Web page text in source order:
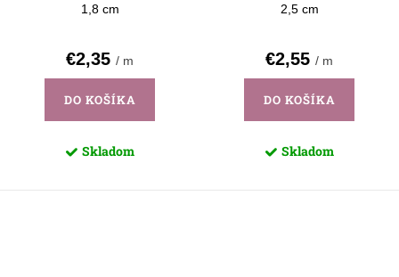
1,8 cm
€2,35 / m
DO KOŠÍKA
Skladom
2,5 cm
€2,55 / m
DO KOŠÍKA
Skladom